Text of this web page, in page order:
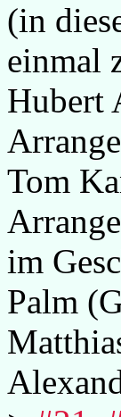
(in
einmal
Hubert
Tom
im
Palm